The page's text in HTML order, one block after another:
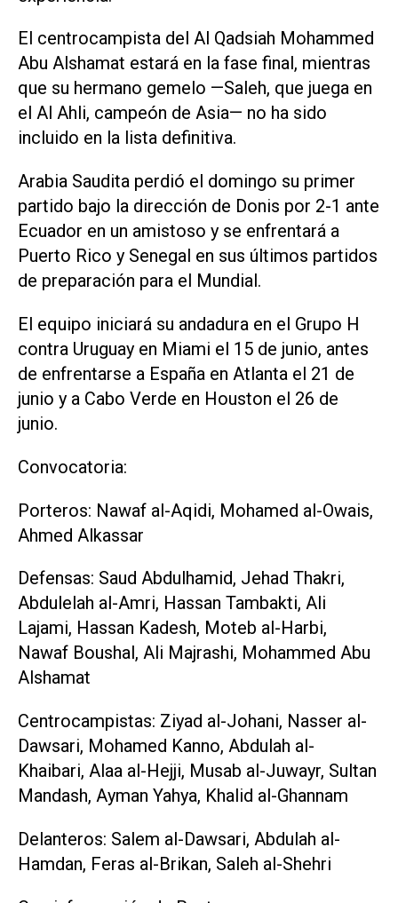
El ​centrocampista ‌del Al Qadsiah Mohammed
Abu Alshamat estará en la fase final, mientras
que su hermano gemelo —Saleh, que juega en
el Al Ahli, campeón de Asia— no ha sido
incluido en la ⁠lista definitiva.
Arabia Saudita perdió el domingo su primer
partido bajo la dirección de Donis por 2-1 ante
Ecuador en un amistoso y se enfrentará a
Puerto Rico y Senegal en sus últimos partidos
de preparación para el Mundial.
El equipo iniciará su andadura en el Grupo H
contra Uruguay ‌en Miami el 15 de junio, antes
de enfrentarse a España en Atlanta el 21 de
junio y a Cabo Verde en Houston el 26 de
junio.
Convocatoria:
Porteros: Nawaf al-Aqidi, Mohamed al-Owais,
Ahmed Alkassar
Defensas: Saud Abdulhamid, Jehad Thakri,
‌Abdulelah al-Amri, Hassan Tambakti, Ali
Lajami, Hassan Kadesh, Moteb al-Harbi,
Nawaf Boushal, Ali Majrashi, Mohammed Abu
Alshamat
Centrocampistas: Ziyad al-Johani, Nasser ‌al-
Dawsari, Mohamed ⁠Kanno, Abdulah al-
Khaibari, Alaa al-Hejji, Musab al-Juwayr, Sultan
Mandash, Ayman Yahya, Khalid al-Ghannam
Delanteros: Salem ​al-Dawsari, Abdulah al-
Hamdan, Feras al-Brikan, Saleh al-Shehri